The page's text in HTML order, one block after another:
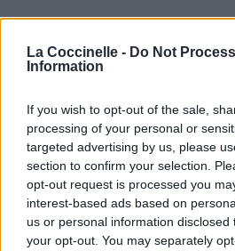
La Coccinelle - Do Not
Information
If you wish to opt-out of the sale,
processing of your personal or
targeted advertising by us, please
section to confirm your selection.
opt-out request is processed you
interest-based ads based on
us or personal information
your opt-out. You may separately